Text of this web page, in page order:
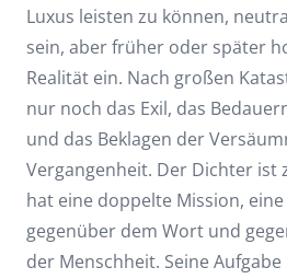
Luxus leisten zu können,
sein, aber früher oder später
Realität ein. Nach großen
nur noch das Exil, das
und das Beklagen der
Vergangenheit. Der Dichter ist
hat eine doppelte Mission,
gegenüber dem Wort und
der Menschheit. Seine Aufgabe